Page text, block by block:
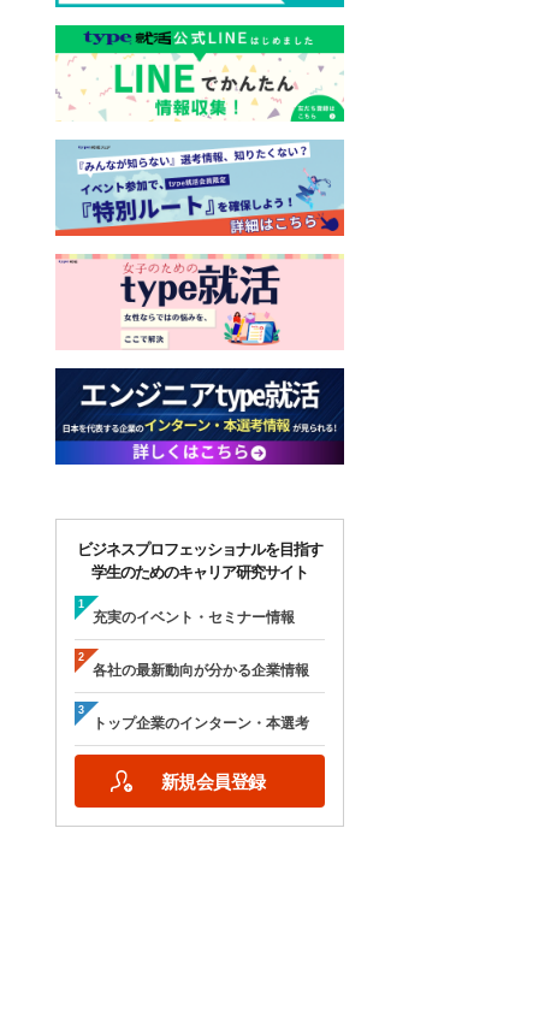
ビジネスプロフェッショナルを目指す
学生のためのキャリア研究サイト
充実のイベント・セミナー情報
各社の最新動向が分かる企業情報
トップ企業のインターン・本選考
新規会員登録